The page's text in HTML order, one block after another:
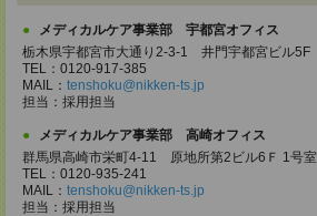
メディカルケア事業部 宇都宮オフィス
栃木県宇都宮市大通り2-3-1 井門宇都宮ビル5F
TEL：0120-917-385
MAIL： tenshoku@nikken-ts.jp
担当：採用担当
メディカルケア事業部 高崎オフィス
群馬県高崎市栄町4-11 原地所第2ビル6Ｆ 1号室
TEL：0120-935-241
MAIL： tenshoku@nikken-ts.jp
担当：採用担当